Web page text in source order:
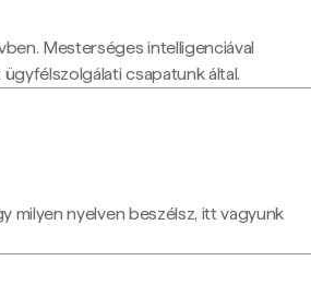
Mesterséges intelligenciával
csapatunk által.
milyen nyelven beszélsz, itt vagyunk